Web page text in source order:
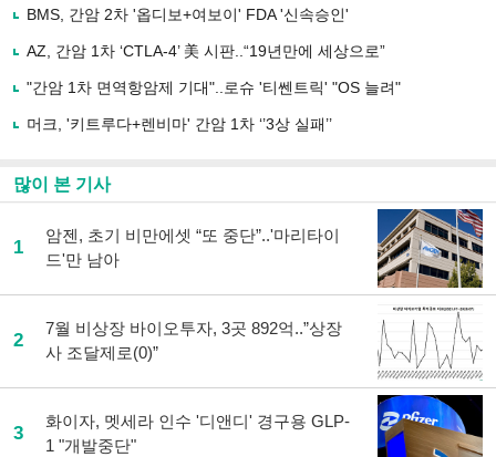
사
유
기
BMS, 간암 2차 '옵디보+여보이' FDA '신속승인'
AZ, 간암 1차 ‘CTLA-4’ 美 시판..“19년만에 세상으로”
"간암 1차 면역항암제 기대"..로슈 '티쎈트릭' "OS 늘려"
머크, '키트루다+렌비마' 간암 1차 ‘’3상 실패’’
많이 본 기사
1
암젠, 초기 비만에셋 “또 중단”..'마리타이
드'만 남아
2
7월 비상장 바이오투자, 3곳 892억..”상장
사 조달제로(0)”
3
화이자, 멧세라 인수 '디앤디' 경구용 GLP-
1 "개발중단"